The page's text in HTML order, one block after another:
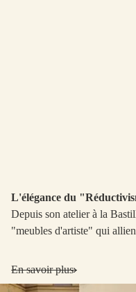
L'élégance du
Depuis son atelier à la
"meubles d'artiste" qui
En savoir plus